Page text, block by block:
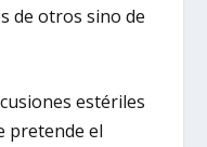
de otros sino de
estériles
pretende el